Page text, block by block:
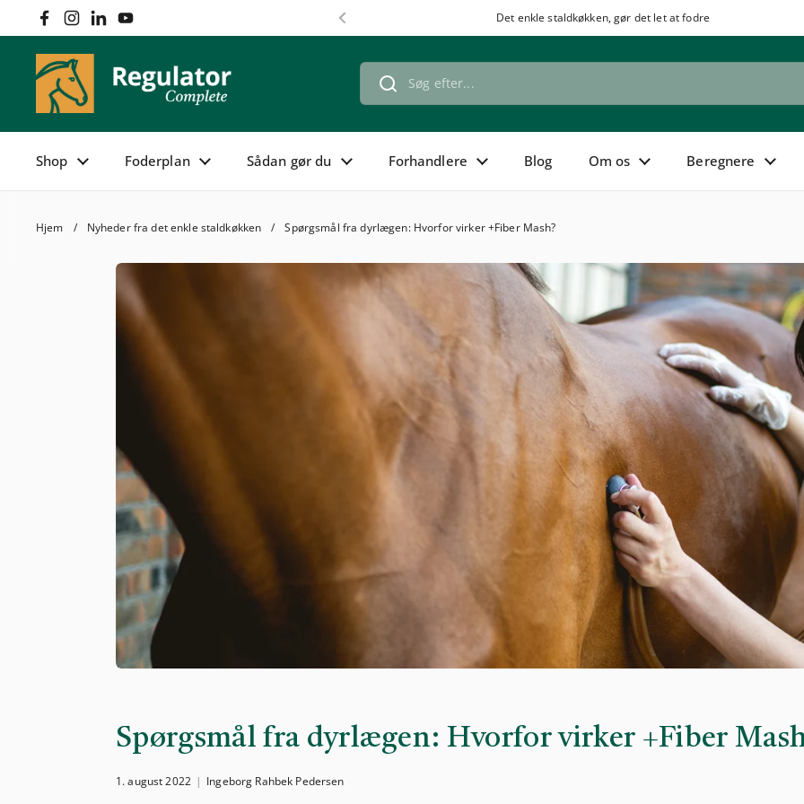
Gå til indhold
FacebookInstagram
LinkedInYouTube Forrige
Det enkle staldkøkken, gør det let at fodre
Shop Foderplan Sådan gør du Forhandlere Blog Om os Beregnere
Hjem / Nyheder fra det enkle staldkøkken / Spørgsmål fra dyrlægen: Hvorfor virker +Fiber Mash?
Spørgsmål fra dyrlægen: Hvorfor virker +Fiber
1. august 2022 Ingeborg Rahbek Pedersen